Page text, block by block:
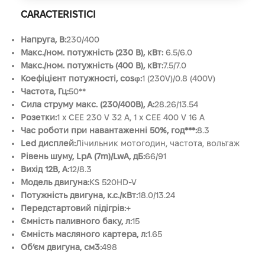
CARACTERISTICI
Напруга, B:230/400
Макс./ном. потужність (230 В), кВт: 6.5/6.0
Макс./ном. потужність (400 В), кВт:7.5/7.0
Коефіцієнт потужності, cosφ:1 (230V)/0.8 (400V)
Частота, Гц:50**
Сила струму макс. (230/400В), А:28.26/13.54
Розетки:1 x CEE 230 V 32 A, 1 x CEE 400 V 16 A
Час роботи при навантаженні 50%, год***:8.3
Led дисплей:Лічильник мотогодин, частота, вольтаж
Рівень шуму, LpA (7m)/LwA, дБ:66/91
Вихід 12В, А:12/8.3
Модель двигуна:KS 520HD-V
Потужність двигуна, к.с./кВт:18.0/13.24
Передстартовий підігрів:+
Ємність паливного баку, л:15
Ємність масляного картера, л:1.65
Об’єм двигуна, см3:498